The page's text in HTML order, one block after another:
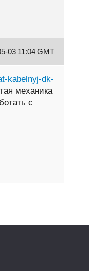
03 11:04 GMT
kabelnyj-dk-
механика
с